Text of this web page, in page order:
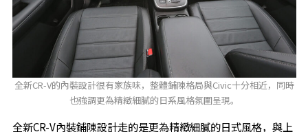
全新CR-V的內裝設計很有家族味，整體鋪陳格局與Civic十分相近，同時
也強調更為精緻細膩的日系風格氛圍呈現。
全新CR-V內裝鋪陳設計走的是更為精緻細膩的日式風格，與上